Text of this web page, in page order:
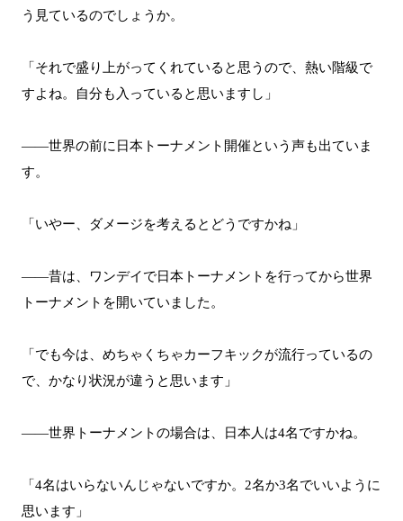
う見ているのでしょうか。
「それで盛り上がってくれていると思うので、熱い階級で
すよね。自分も入っていると思いますし」
――世界の前に日本トーナメント開催という声も出ていま
す。
「いやー、ダメージを考えるとどうですかね」
――昔は、ワンデイで日本トーナメントを行ってから世界
トーナメントを開いていました。
「でも今は、めちゃくちゃカーフキックが流行っているの
で、かなり状況が違うと思います」
――世界トーナメントの場合は、日本人は4名ですかね。
「4名はいらないんじゃないですか。2名か3名でいいように
思います」